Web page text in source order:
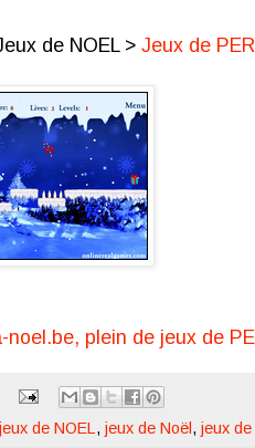
de NOEL > Jeux de
noel.be, plein de jeux de
jeux de NOEL , jeux de Noël , jeux de